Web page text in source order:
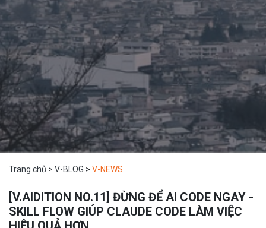
Trang chủ > V-BLOG > V-NEWS
[V.AIDITION NO.11] ĐỪNG ĐỂ AI CODE NGAY -
SKILL FLOW GIÚP CLAUDE CODE LÀM VIỆC